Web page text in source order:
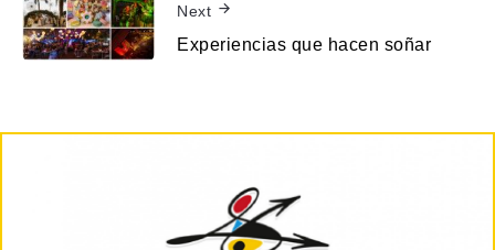
Next
Experiencias que hacen soñar